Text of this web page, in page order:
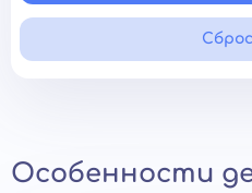
Особенности